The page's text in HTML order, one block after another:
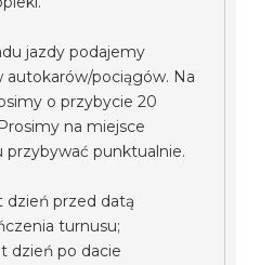
jazdy podajemy
autokarów/pociągów. Na
o przybycie 20
na miejsce
przybywać punktualnie.
dzień przed datą
turnusu;
dzień po dacie